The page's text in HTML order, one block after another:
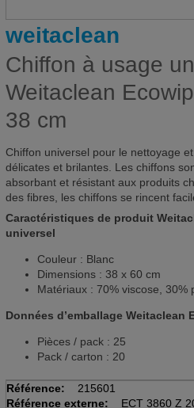
weitaclean
Chiffon à usage
Weitaclean
38 cm
Chiffon universel pour le nettoyage
délicates et brilantes. Les chiffons
absorbant et résistant aux produits
des fibres, les chiffons se rincent
Caractéristiques de produit
universel
Couleur : Blanc
Dimensions : 38 x 60 cm
Matériaux : 70% viscose, 30%
Données d’emballage
Pièces / pack : 25
Pack / carton : 20
Référence:
215601
Référence externe:
ECT 3860 Z